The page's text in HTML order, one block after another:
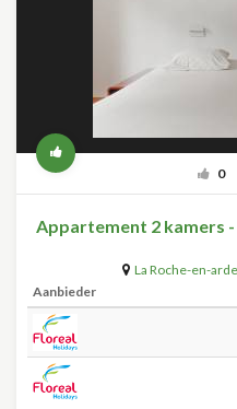
0
Appartement 2 kamers
La Roche-en-
Aanbieder